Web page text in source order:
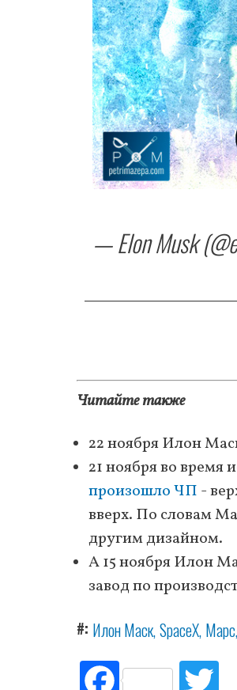
— Elon Musk
Читайте также
22 ноября Илон
21 ноября во
произошло ЧП -
вверх. По словам
другим дизайном.
А 15 ноября Илон
завод по
# Илон Маск SpaceX Марс
Fac